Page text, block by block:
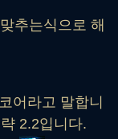
맞추는식으로 해
어라고 말합니
2.2입니다.